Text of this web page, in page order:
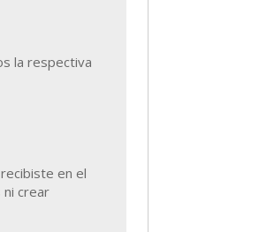
la respectiva
en el
ni crear